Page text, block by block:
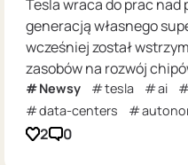
Tesla wraca do prac
generacją własnego
wcześniej został
zasobów na rozwój
Newsy tesla ai
data-centers
2 0